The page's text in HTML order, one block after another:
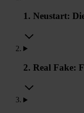
1. Neustart:
2. Real Fake: